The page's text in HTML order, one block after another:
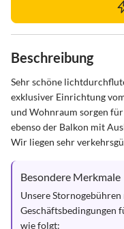
Beschreibung
Sehr schöne
exklusiver Einrichtung
und Wohnraum sorgen
ebenso der Balkon mit
Wir liegen sehr
Besondere Merkmale
Unsere
Geschäftsbedingungen
wie folgt: